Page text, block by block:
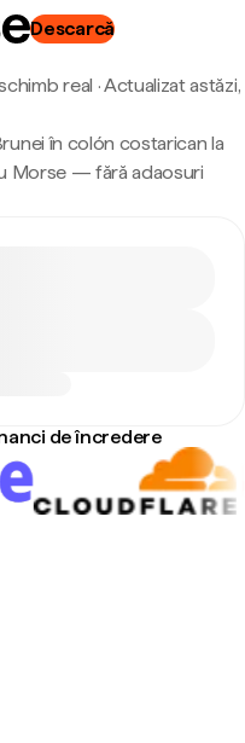
Descarcă
real ·Actualizat astăzi,
în colón costarican la
Morse — fără adaosuri
de încredere